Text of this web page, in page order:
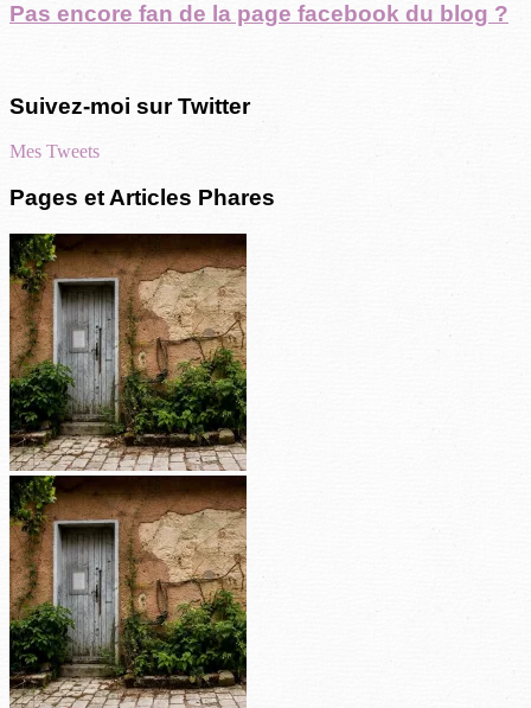
Pas encore fan de la page facebook du blog ?
Suivez-moi sur Twitter
Mes Tweets
Pages et Articles Phares